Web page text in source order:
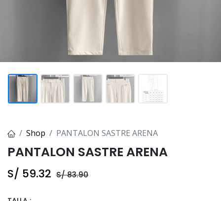
Shop PANTALON SASTRE ARENA
PANTALON SASTRE ARENA
S/ 59.32 S/83.90